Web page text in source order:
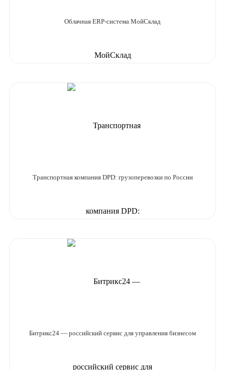
Облачная ERP-система МойСклад
Транспортная компания DPD: грузоперевозки по России
Битрикс24 — российский сервис для управления бизнесом